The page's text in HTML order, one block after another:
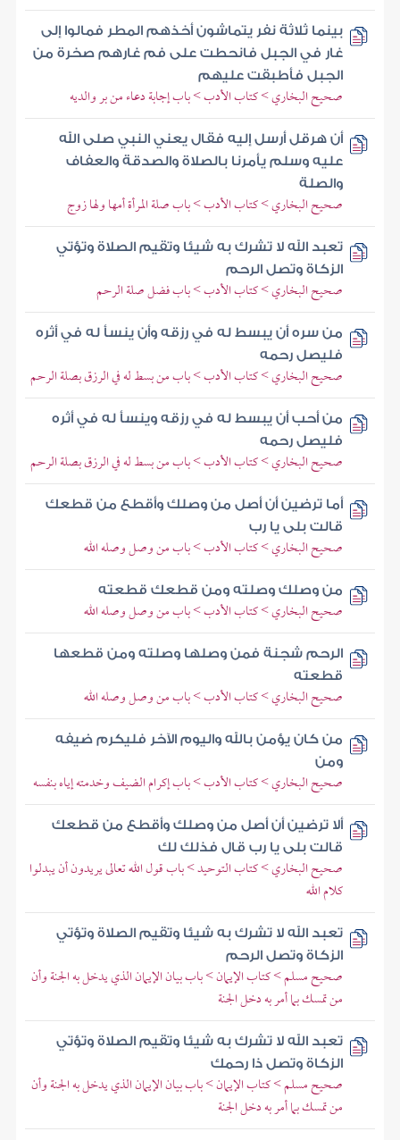
بينما ثلاثة نفر يتماشون أخذهم المطر فمالوا إلى
غار في الجبل فانحطت على فم غارهم صخرة من
الجبل فأطبقت عليهم
صحيح البخاري > كتاب الأدب > باب إجابة دعاء من بر والديه
أن هرقل أرسل إليه فقال يعني النبي صلى الله
عليه وسلم يأمرنا بالصلاة والصدقة والعفاف
والصلة
صحيح البخاري > كتاب الأدب > باب صلة المرأة أمها ولها زوج
تعبد الله لا تشرك به شيئا وتقيم الصلاة وتؤتي
الزكاة وتصل الرحم
صحيح البخاري > كتاب الأدب > باب فضل صلة الرحم
من سره أن يبسط له في رزقه وأن ينسأ له في أثره
فليصل رحمه
صحيح البخاري > كتاب الأدب > باب من بسط له في الرزق بصلة الرحم
من أحب أن يبسط له في رزقه وينسأ له في أثره
فليصل رحمه
صحيح البخاري > كتاب الأدب > باب من بسط له في الرزق بصلة الرحم
أما ترضين أن أصل من وصلك وأقطع من قطعك
قالت بلى يا رب
صحيح البخاري > كتاب الأدب > باب من وصل وصله الله
من وصلك وصلته ومن قطعك قطعته
صحيح البخاري > كتاب الأدب > باب من وصل وصله الله
الرحم شجنة فمن وصلها وصلته ومن قطعها
قطعته
صحيح البخاري > كتاب الأدب > باب من وصل وصله الله
من كان يؤمن بالله واليوم الآخر فليكرم ضيفه
ومن
صحيح البخاري > كتاب الأدب > باب إكرام الضيف وخدمته إياه بنفسه
ألا ترضين أن أصل من وصلك وأقطع من قطعك
قالت بلى يا رب قال فذلك لك
صحيح البخاري > كتاب التوحيد > باب قول الله تعالى يريدون أن يبدلوا
كلام الله
تعبد الله لا تشرك به شيئا وتقيم الصلاة وتؤتي
الزكاة وتصل الرحم
صحيح مسلم > كتاب الإيمان > باب بيان الإيمان الذي يدخل به الجنة وأن
من تمسك بما أمر به دخل الجنة
تعبد الله لا تشرك به شيئا وتقيم الصلاة وتؤتي
الزكاة وتصل ذا رحمك
صحيح مسلم > كتاب الإيمان > باب بيان الإيمان الذي يدخل به الجنة وأن
من تمسك بما أمر به دخل الجنة